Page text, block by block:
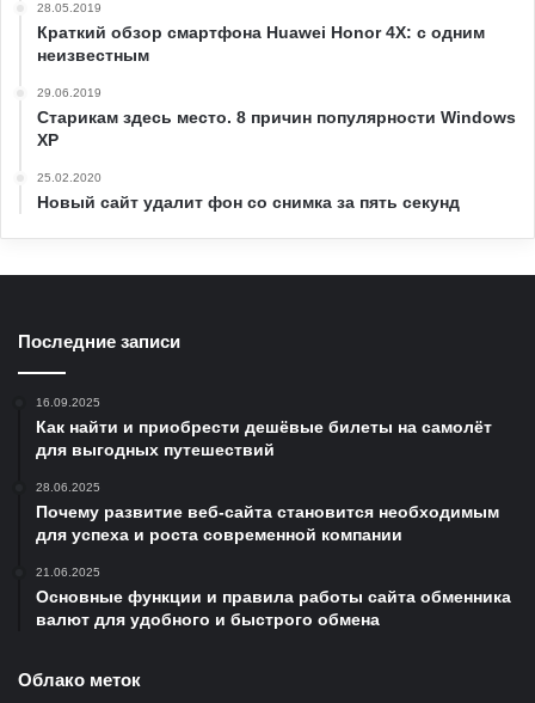
28.05.2019
Краткий обзор смартфона Huawei Honor 4X: с одним
неизвестным
29.06.2019
Старикам здесь место. 8 причин популярности Windows
XP
25.02.2020
Новый сайт удалит фон со снимка за пять секунд
Последние записи
16.09.2025
Как найти и приобрести дешёвые билеты на самолёт
для выгодных путешествий
28.06.2025
Почему развитие веб-сайта становится необходимым
для успеха и роста современной компании
21.06.2025
Основные функции и правила работы сайта обменника
валют для удобного и быстрого обмена
Облако меток